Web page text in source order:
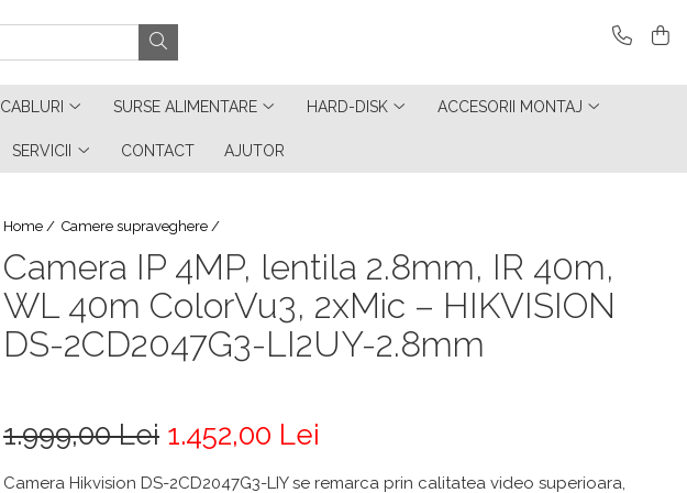
CABLURI SURSE ALIMENTARE HARD-DISK ACCESORII MONTAJ
SERVICII CONTACT AJUTOR
Home / Camere supraveghere /
Camera IP 4MP, lentila 2.8mm, IR 40m,
WL 40m ColorVu3, 2xMic – HIKVISION
DS-2CD2047G3-LI2UY-2.8mm
1.999,00 Lei 1.452,00 Lei
Camera Hikvision DS-2CD2047G3-LIY se remarca prin calitatea video superioara,